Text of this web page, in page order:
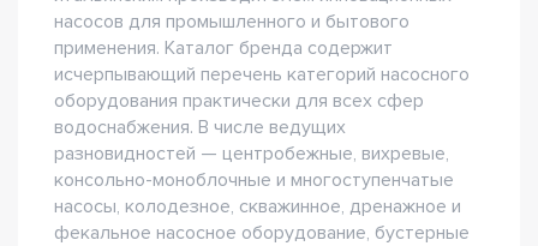
насосов для промышленного и бытового
применения. Каталог бренда содержит
исчерпывающий перечень категорий насосного
оборудования практически для всех сфер
водоснабжения. В числе ведущих
разновидностей — центробежные, вихревые,
консольно-моноблочные и многоступенчатые
насосы, колодезное, скважинное, дренажное и
фекальное насосное оборудование, бустерные